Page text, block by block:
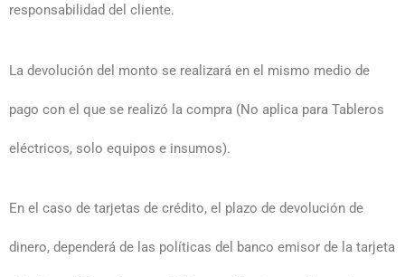
responsabilidad del cliente.
La devolución del monto se realizará en el mismo medio de
pago con el que se realizó la compra (No aplica para Tableros
eléctricos, solo equipos e insumos).
En el caso de tarjetas de crédito, el plazo de devolución de
dinero, dependerá de las políticas del banco emisor de la tarjeta